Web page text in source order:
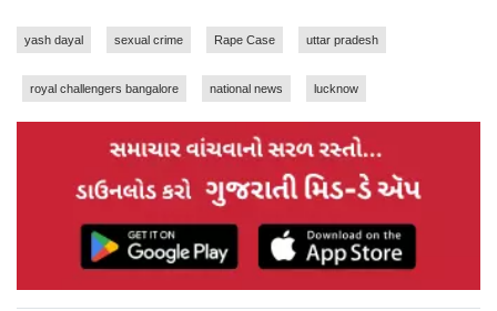
yash dayal sexual crime Rape Case uttar pradesh
royal challengers bangalore national news lucknow